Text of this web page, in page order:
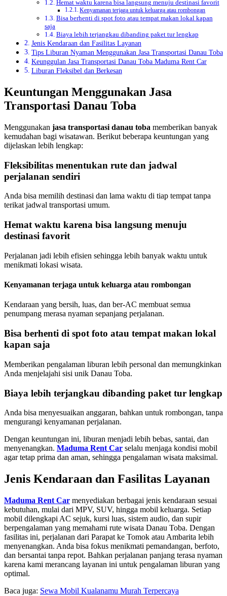
Hemat waktu karena bisa langsung menuju destinasi favorit
Kenyamanan terjaga untuk keluarga atau rombongan
Bisa berhenti di spot foto atau tempat makan lokal kapan
saja
Biaya lebih terjangkau dibanding paket tur lengkap
Jenis Kendaraan dan Fasilitas Layanan
Tips Liburan Nyaman Menggunakan Jasa Transportasi Danau Toba
Keunggulan Jasa Transportasi Danau Toba Maduma Rent Car
Liburan Fleksibel dan Berkesan
Keuntungan Menggunakan Jasa
Transportasi Danau Toba
Menggunakan jasa transportasi danau toba memberikan banyak
kemudahan bagi wisatawan. Berikut beberapa keuntungan yang
dijelaskan lebih lengkap:
Fleksibilitas menentukan rute dan jadwal
perjalanan sendiri
Anda bisa memilih destinasi dan lama waktu di tiap tempat tanpa
terikat jadwal transportasi umum.
Hemat waktu karena bisa langsung menuju
destinasi favorit
Perjalanan jadi lebih efisien sehingga lebih banyak waktu untuk
menikmati lokasi wisata.
Kenyamanan terjaga untuk keluarga atau rombongan
Kendaraan yang bersih, luas, dan ber-AC membuat semua
penumpang merasa nyaman sepanjang perjalanan.
Bisa berhenti di spot foto atau tempat makan lokal
kapan saja
Memberikan pengalaman liburan lebih personal dan memungkinkan
Anda menjelajahi sisi unik Danau Toba.
Biaya lebih terjangkau dibanding paket tur lengkap
Anda bisa menyesuaikan anggaran, bahkan untuk rombongan, tanpa
mengurangi kenyamanan perjalanan.
Dengan keuntungan ini, liburan menjadi lebih bebas, santai, dan
menyenangkan. Maduma Rent Car selalu menjaga kondisi mobil
agar tetap prima dan aman, sehingga pengalaman wisata maksimal.
Jenis Kendaraan dan Fasilitas Layanan
Maduma Rent Car menyediakan berbagai jenis kendaraan sesuai
kebutuhan, mulai dari MPV, SUV, hingga mobil keluarga. Setiap
mobil dilengkapi AC sejuk, kursi luas, sistem audio, dan supir
berpengalaman yang memahami rute wisata Danau Toba. Dengan
fasilitas ini, perjalanan dari Parapat ke Tomok atau Ambarita lebih
menyenangkan. Anda bisa fokus menikmati pemandangan, berfoto,
dan bersantai tanpa repot. Bahkan perjalanan panjang terasa nyaman
karena kami merancang layanan ini untuk pengalaman liburan yang
optimal.
Baca juga: Sewa Mobil Kualanamu Murah Terpercaya